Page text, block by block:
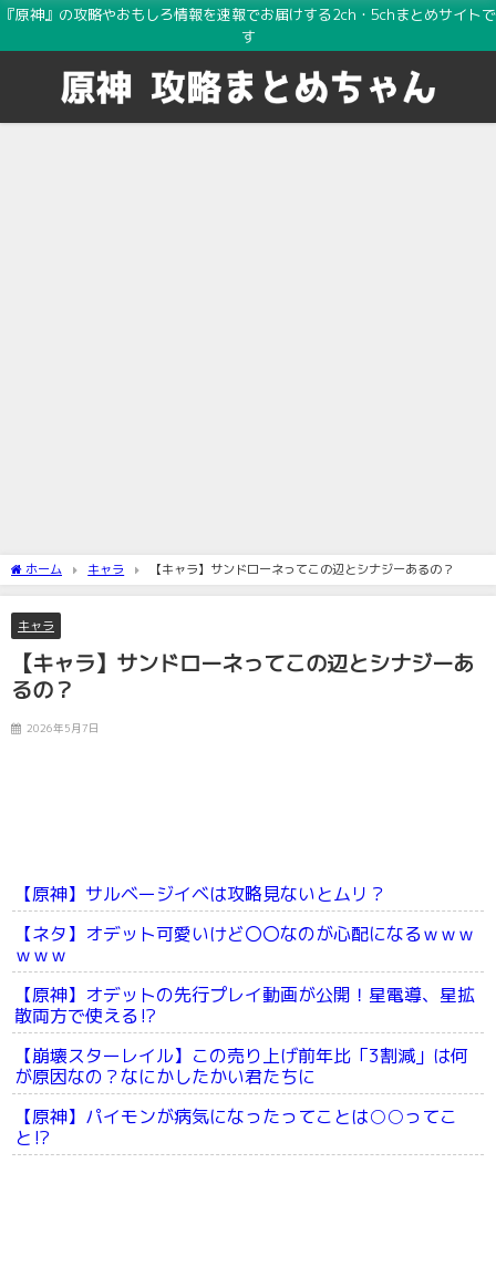
『原神』の攻略やおもしろ情報を速報でお届けする2ch・5chまとめサイトで
す
ホーム キャラ 【キャラ】サンドローネってこの辺とシナジーあるの？
キャラ
【キャラ】サンドローネってこの辺とシナジーあ
るの？
2026年5月7日
【原神】サルベージイベは攻略見ないとムリ？
【ネタ】オデット可愛いけど〇〇なのが心配になるｗｗｗ
ｗｗｗ
【原神】オデットの先行プレイ動画が公開！星電導、星拡
散両方で使える⁉
【崩壊スターレイル】この売り上げ前年比「3割減」は何
が原因なの？なにかしたかい君たちに
【原神】パイモンが病気になったってことは○○ってこ
と⁉